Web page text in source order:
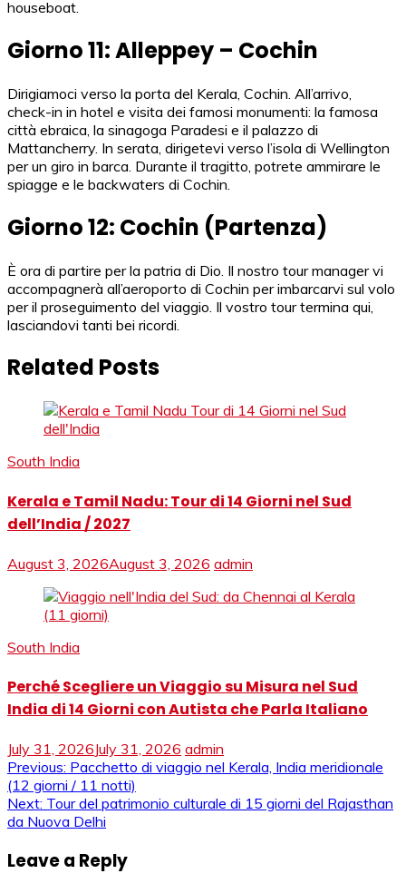
houseboat.
Giorno 11: Alleppey – Cochin
Dirigiamoci verso la porta del Kerala, Cochin. All’arrivo,
check-in in hotel e visita dei famosi monumenti: la famosa
città ebraica, la sinagoga Paradesi e il palazzo di
Mattancherry. In serata, dirigetevi verso l’isola di Wellington
per un giro in barca. Durante il tragitto, potrete ammirare le
spiagge e le backwaters di Cochin.
Giorno 12: Cochin (Partenza)
È ora di partire per la patria di Dio. Il nostro tour manager vi
accompagnerà all’aeroporto di Cochin per imbarcarvi sul volo
per il proseguimento del viaggio. Il vostro tour termina qui,
lasciandovi tanti bei ricordi.
Related Posts
South India
Kerala e Tamil Nadu: Tour di 14 Giorni nel Sud
dell’India / 2027
August 3, 2026August 3, 2026 admin
South India
Perché Scegliere un Viaggio su Misura nel Sud
India di 14 Giorni con Autista che Parla Italiano
July 31, 2026July 31, 2026 admin
Post
navigation
Previous: Pacchetto di viaggio nel Kerala, India meridionale
(12 giorni / 11 notti)
Next: Tour del patrimonio culturale di 15 giorni del Rajasthan
da Nuova Delhi
Leave a Reply